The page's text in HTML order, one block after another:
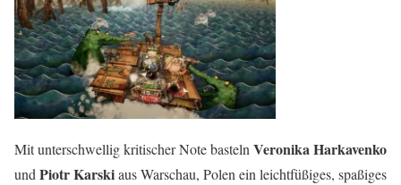
Mit unterschwellig kritischer Note basteln Veronika Harkavenko
und Piotr Karskiaus Warschau, Polen ein leichtfüßiges, spaßiges